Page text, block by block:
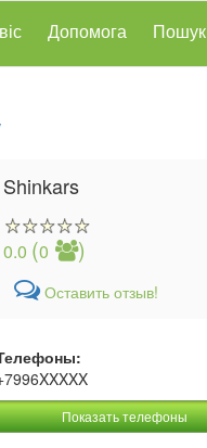
Допомога Пошук
Shinkars
0.0 (0 )
Оставить отзыв!
Показать телефоны